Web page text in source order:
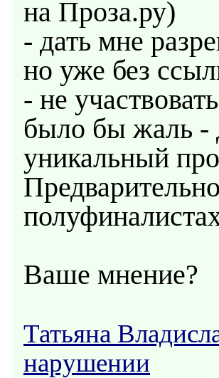
на Проза.ру)
- дать мне
но уже без
- не
было бы жаль -
уникальный
Ваше мнение?
Татьяна
нарушении